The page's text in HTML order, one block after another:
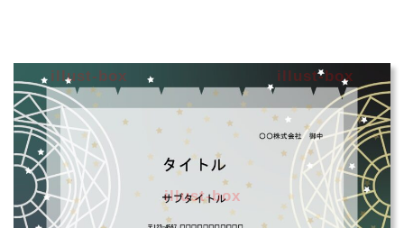
illust-box
illust-box illust-box